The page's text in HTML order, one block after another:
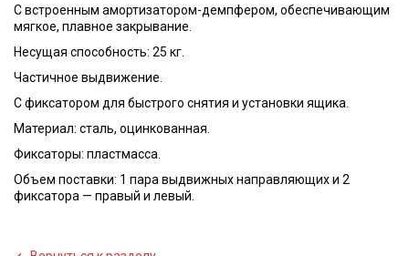
С встроенным амортизатором-демпфером, обеспечивающим
мягкое, плавное закрывание.
Несущая способность: 25 кг.
Частичное выдвижение.
С фиксатором для быстрого снятия и установки ящика.
Материал: сталь, оцинкованная.
Фиксаторы: пластмасса.
Объем поставки: 1 пара выдвижных направляющих и 2
фиксатора — правый и левый.